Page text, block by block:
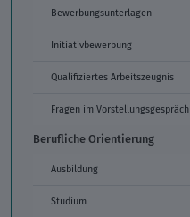
Bewerbungsunterlagen
Initiativbewerbung
Qualifiziertes Arbeitszeugnis
Fragen im Vorstellungsgespräch
Berufliche Orientierung
Ausbildung
Studium